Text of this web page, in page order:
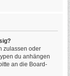
zulassen oder
du anhängen
an die Board-